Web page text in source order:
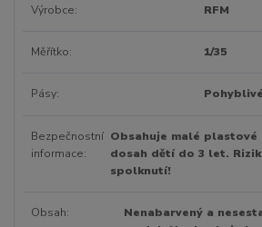
Výrobce RFM
Měřítko 1/35
Pásy Pohyblivé
Bezpečnostní
informace
Obsahuje malé plastové
dosah dětí do 3 let.
spolknutí!
Obsah
Nenabarvený a